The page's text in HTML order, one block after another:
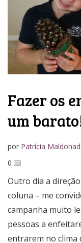
Fazer os
um
por Patrícia
0
Outro dia a
coluna – me
campanha muito
pessoas a
entrarem no clima